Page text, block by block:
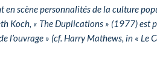
scène personnalités de la culture
Koch, « The Duplications » (1977)
l’ouvrage » (cf. Harry Mathews, in « Le